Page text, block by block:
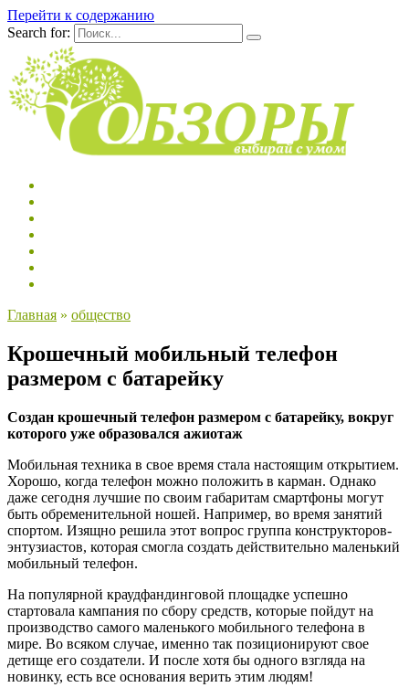
Перейти к содержанию
Search for:
Главная » общество
Крошечный мобильный телефон
размером с батарейку
Создан крошечный телефон размером с батарейку, вокруг
которого уже образовался ажиотаж
Мобильная техника в свое время стала настоящим открытием.
Хорошо, когда телефон можно положить в карман. Однако
даже сегодня лучшие по своим габаритам смартфоны могут
быть обременительной ношей. Например, во время занятий
спортом. Изящно решила этот вопрос группа конструкторов-
энтузиастов, которая смогла создать действительно маленький
мобильный телефон.
На популярной краудфандинговой площадке успешно
стартовала кампания по сбору средств, которые пойдут на
производство самого маленького мобильного телефона в
мире. Во всяком случае, именно так позиционируют свое
детище его создатели. И после хотя бы одного взгляда на
новинку, есть все основания верить этим людям!